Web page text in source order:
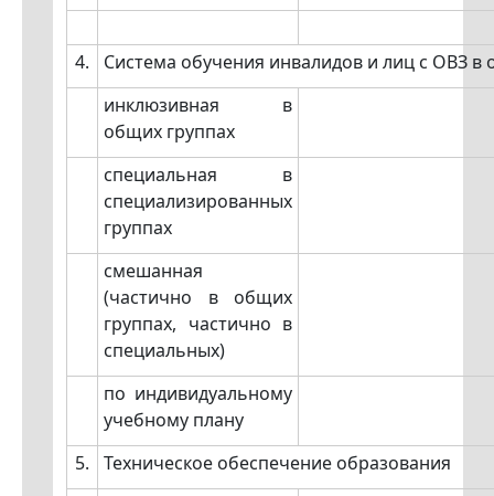
4.
Система обучения инвалидов и лиц с ОВЗ в
инклюзивная в
общих группах
специальная в
специализированных
группах
смешанная
(частично в общих
группах, частично в
специальных)
по индивидуальному
учебному плану
5.
Техническое обеспечение образования